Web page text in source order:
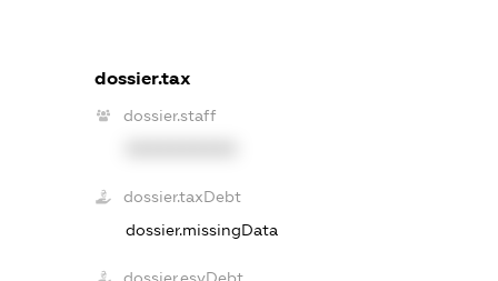
dossier.tax
dossier.staff
dossier.taxDebt
dossier.missingData